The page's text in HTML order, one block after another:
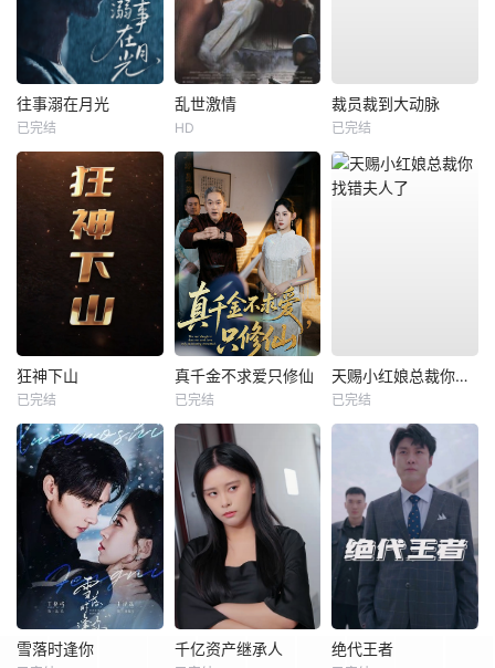
往事溺在月光
已完结
乱世激情
HD
裁员裁到大动脉
已完结
狂神下山
已完结
真千金不求爱只修仙
已完结
天赐小红娘总裁你找错夫人了
已完结
雪落时逢你 千亿资产继承人 绝代王者